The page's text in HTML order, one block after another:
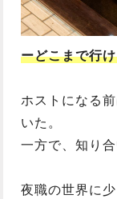
ーどこまで行
ホストになる
いた。
一方で、知り
夜職の世界に